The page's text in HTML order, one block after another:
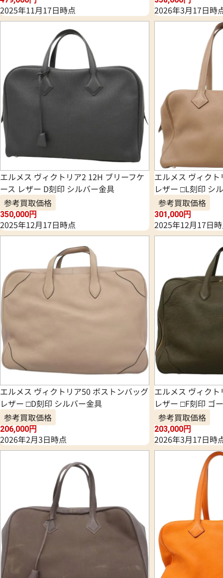
2025年11月17日時点 2026年3月17日時
エルメス ヴィクトリア2 12H ブリーフケ
ース レザー D刻印 シルバー金具
参考買取価格
350,000円
2025年12月17日時点
エルメス ヴィク
レザー □L刻印 シ
参考買取価格
301,000円
2025年12月17日
エルメス ヴィクトリア50 ボストンバッグ
レザー □D刻印 シルバー金具
参考買取価格
206,000円
2026年2月3日時点
エルメス ヴィク
レザー □F刻印 ゴ
参考買取価格
203,000円
2026年3月17日時